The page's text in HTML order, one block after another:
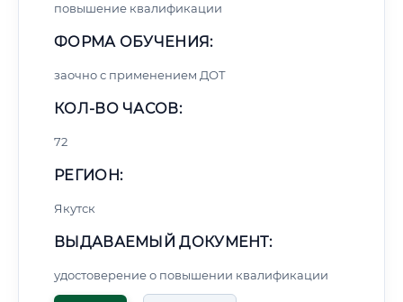
повышение квалификации
ФОРМА ОБУЧЕНИЯ:
заочно с применением ДОТ
КОЛ-ВО ЧАСОВ:
72
РЕГИОН:
Якутск
ВЫДАВАЕМЫЙ ДОКУМЕНТ:
удостоверение о повышении квалификации